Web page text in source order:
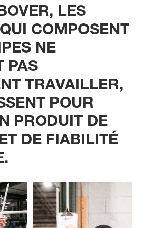
LES
COMPOSENT
NE
PAS
TRAVAILLER,
POUR
PRODUIT DE
DE FIABILITÉ